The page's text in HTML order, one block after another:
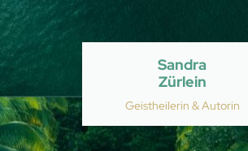
Sandra
Zürlein
Geistheilerin & Autorin